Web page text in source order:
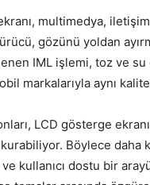
multimedya,
gözünü yoldan
IML işlemi, toz ve
markalarıyla aynı
LCD gösterge
kurabiliyor. Böylece
kullanıcı dostu bir